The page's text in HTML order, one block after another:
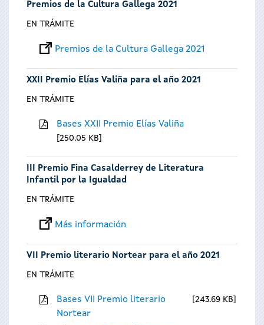
Premios de la Cultura Gallega 2021
EN TRÁMITE
Premios de la Cultura Gallega 2021
XXII Premio Elías Valiña para el año 2021
EN TRÁMITE
Bases XXII Premio Elías Valiña
250.05 KB
III Premio Fina Casalderrey de Literatura
Infantil por la Igualdad
EN TRÁMITE
Más información
VII Premio literario Nortear para el año 2021
EN TRÁMITE
Bases VII Premio literario
Nortear
243.69 KB